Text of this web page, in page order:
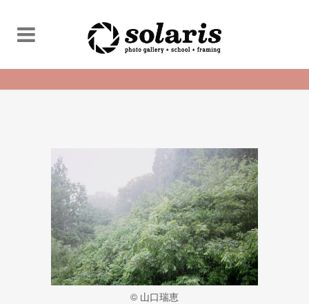
©︎ 山口瑞恵